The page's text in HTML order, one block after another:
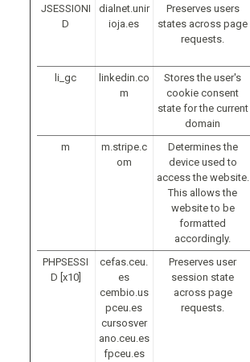
JSESSIONI
D
dialnet.unir
ioja.es
Preserves users
states across page
requests.
li_gc
linkedin.co
m
Stores the user's
cookie consent
state for the current
domain
m
m.stripe.c
om
Determines the
device used to
access the website.
This allows the
website to be
formatted
accordingly.
PHPSESSI
D [x10]
cefas.ceu.
es
cembio.us
pceu.es
cursosver
ano.ceu.es
fpceu.es
Preserves user
session state
across page
requests.